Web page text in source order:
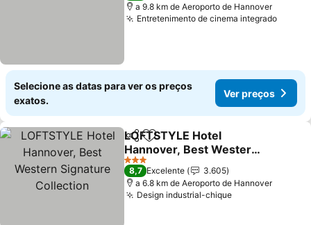
a 9.8 km de Aeroporto de Hannover
Entretenimento de cinema integrado
Selecione as datas para ver os preços
exatos.
Ver preços
PartilharAdicionar aos favoritos
LOFTSTYLE Hotel
Hannover, Best Western
Signature Collection
3 Estrelas
8,7 Excelente
3.605
a 6.8 km de Aeroporto de Hannover
Design industrial-chique